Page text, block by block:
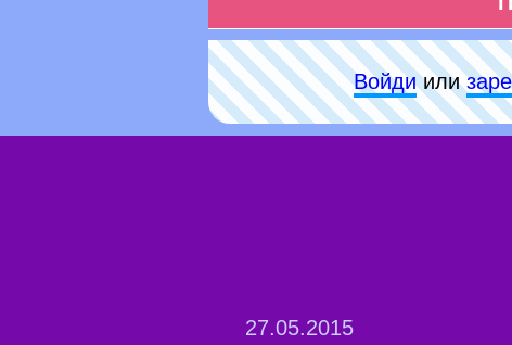
Войдиили
27.05.2015